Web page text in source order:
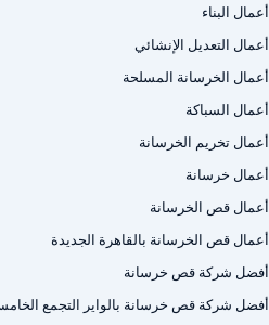
أعمال البناء
أعمال التعديل الإنشائي
أعمال الخرسانة المسلحة
أعمال السباكة
أعمال تخريم الخرسانة
أعمال خرسانة
أعمال قص الخرسانة
أعمال قص الخرسانة بالقاهرة الجديدة
أفضل شركة قص خرسانة
أفضل شركة قص خرسانة بالواير التجمع